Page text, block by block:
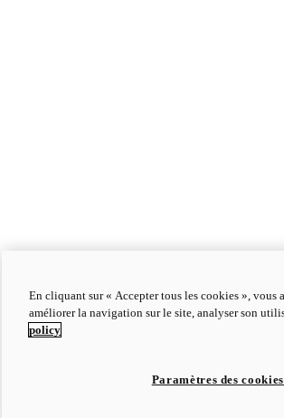
En cliquant sur « Accepter tous les cookies », vous
améliorer la navigation sur le site, analyser son
policy
Paramètres des cookies